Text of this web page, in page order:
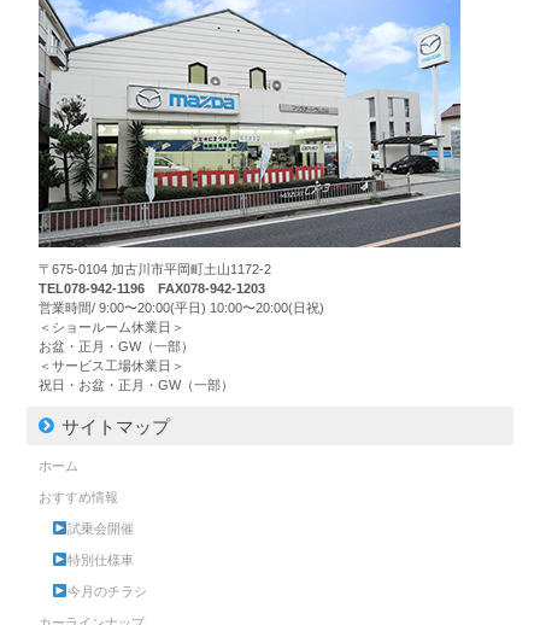
〒675-0104 加古川市平岡町土山1172-2
TEL078-942-1196 FAX078-942-1203
営業時間/ 9:00〜20:00(平日) 10:00〜20:00(日祝)
＜ショールーム休業日＞
お盆・正月・GW（一部）
＜サービス工場休業日＞
祝日・お盆・正月・GW（一部）
サイトマップ
ホーム
おすすめ情報
試乗会開催
特別仕様車
今月のチラシ